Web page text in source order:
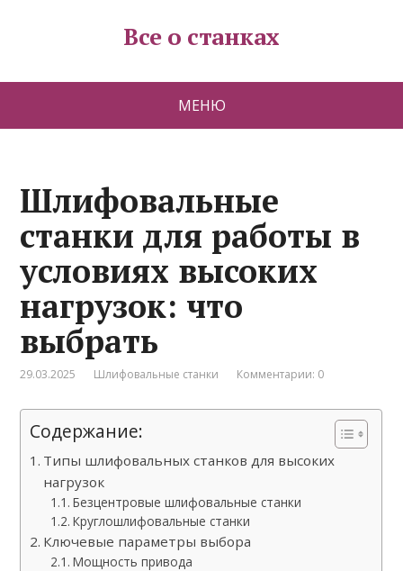
Все о станках
МЕНЮ
Шлифовальные
станки для работы в
условиях высоких
нагрузок: что
выбрать
29.03.2025 Шлифовальные станки Комментарии: 0
Содержание:
Типы шлифовальных станков для высоких
нагрузок
Безцентровые шлифовальные станки
Круглошлифовальные станки
Ключевые параметры выбора
Мощность привода